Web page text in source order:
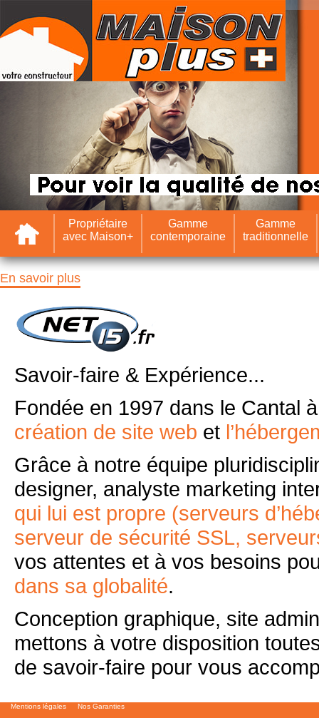
Accueil
Propriétaire
avec Maison+
Gamme
contemporaine
Gamme
traditionnelle
En savoir plus
Savoir-faire & Expérience...
Fondée en 1997 dans le Cantal
création de site web et
Grâce à notre équipe
designer, analyste marketing
qui lui est propre (serveurs
serveur de sécurité SSL,
vos attentes et à vos besoins
dans sa globalité.
Conception graphique, site
mettons à votre disposition
de savoir-faire pour vous
Mentions légales Nos Garanties